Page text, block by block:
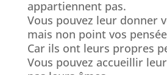
appartiennent pas.
Vous pouvez leur donner
mais non point vos
Car ils ont leurs propres
Vous pouvez accueillir